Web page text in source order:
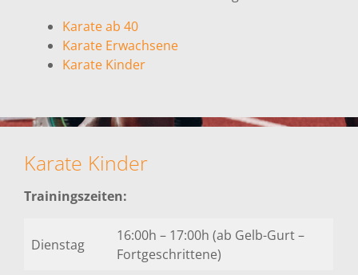
Karate ab 40
Karate Erwachsene
Karate Kinder
Karate Kinder
Trainingszeiten:
Dienstag
16:00h – 17:00h (ab Gelb-Gurt –
Fortgeschrittene)